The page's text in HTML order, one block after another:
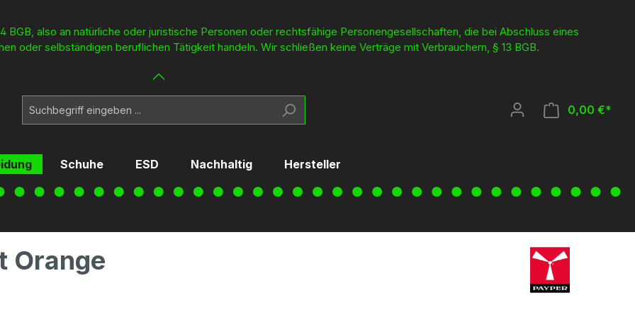
BGB, also an natürliche oder juristische Personen oder rechtsfähige Personengesellschaften, die bei Abschluss eines
oder selbständigen beruflichen Tätigkeit handeln. Wir schließen keine Verträge mit Verbrauchern, § 13 BGB.
0,00 €*
Schuhe ESD Nachhaltig Hersteller
Orange